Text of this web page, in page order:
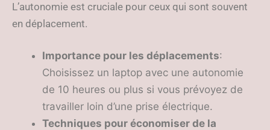
L’autonomie est cruciale pour ceux qui sont souvent
en déplacement.
Importance pour les déplacements:
Choisissez un laptop avec une autonomie
de 10 heures ou plus si vous prévoyez de
travailler loin d’une prise électrique.
Techniques pour économiser de la